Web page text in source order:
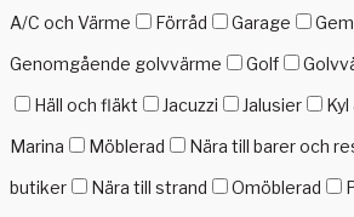
A/C och Värme
Förråd Garage
Genomgående golvvärme
Golf
Häll och fläkt
Jacuzzi Jalusier Kyl
Marina
Möblerad Nära till barer och
butiker
Nära till strand Omöblerad